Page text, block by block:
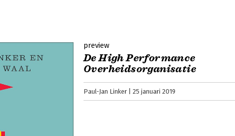
preview
De High Performance
Overheidsorganisatie
Paul-Jan Linker 25 januari 2019